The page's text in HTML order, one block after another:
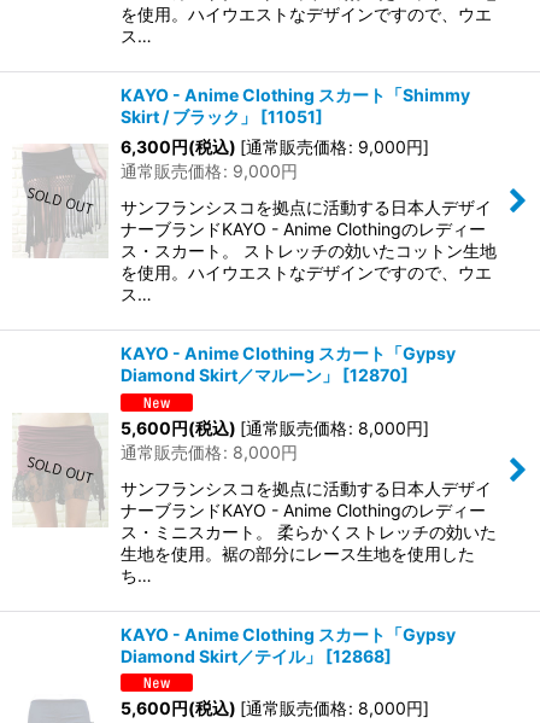
を使用。ハイウエストなデザインですので、ウエ
ス…
KAYO - Anime Clothing スカート「Shimmy
Skirt / ブラック」
[11051]
6,300円(税込) [通常販売価格: 9,000円]
通常販売価格: 9,000円
サンフランシスコを拠点に活動する日本人デザイ
ナーブランドKAYO - Anime Clothingのレディー
ス・スカート。 ストレッチの効いたコットン生地
を使用。ハイウエストなデザインですので、ウエ
ス…
KAYO - Anime Clothing スカート「Gypsy
Diamond Skirt／マルーン」
[12870]
5,600円(税込) [通常販売価格: 8,000円]
通常販売価格: 8,000円
サンフランシスコを拠点に活動する日本人デザイ
ナーブランドKAYO - Anime Clothingのレディー
ス・ミニスカート。 柔らかくストレッチの効いた
生地を使用。裾の部分にレース生地を使用した
ち…
KAYO - Anime Clothing スカート「Gypsy
Diamond Skirt／テイル」
[12868]
5,600円(税込) [通常販売価格: 8,000円]